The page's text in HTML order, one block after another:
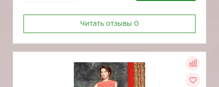
Читать отзывы 0